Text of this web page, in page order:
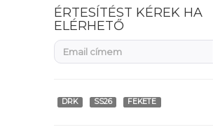
ÉRTESÍTÉST KÉREK HA
ELÉRHETŐ
DRK SS26 FEKETE